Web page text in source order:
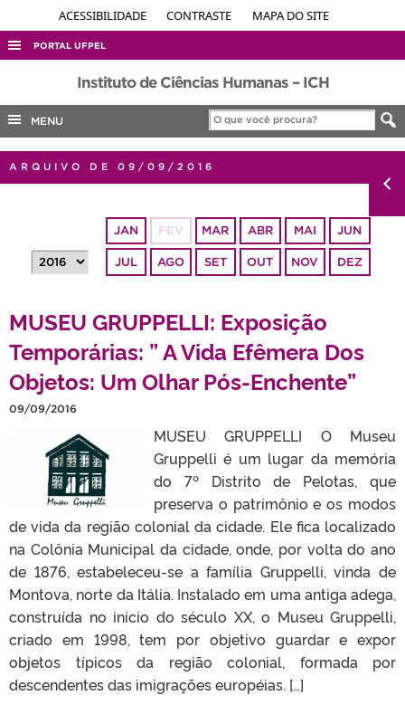
ACESSIBILIDADE CONTRASTE MAPA DO SITE
PORTAL UFPEL
ACESSO À INFORMAÇÃO
AUDITORIA
COBALTO
CONCURSOS
OUVIDORIA
TELEFONES
Instituto de Ciências Humanas – ICH
MENU
ARQUIVO DE 09/09/2016
JAN FEV MAR ABR MAI JUN
JUL AGO SET OUT NOV DEZ
MUSEU GRUPPELLI: Exposição
Temporárias: ” A Vida Efêmera Dos
Objetos: Um Olhar Pós-Enchente”
09/09/2016
MUSEU GRUPPELLI O Museu
Gruppelli é um lugar da memória
do 7º Distrito de Pelotas, que
preserva o patrimônio e os modos
de vida da região colonial da cidade. Ele fica localizado
na Colônia Municipal da cidade, onde, por volta do ano
de 1876, estabeleceu-se a família Gruppelli, vinda de
Montova, norte da Itália. Instalado em uma antiga adega,
construída no início do século XX, o Museu Gruppelli,
criado em 1998, tem por objetivo guardar e expor
objetos típicos da região colonial, formada por
descendentes das imigrações européias. […]